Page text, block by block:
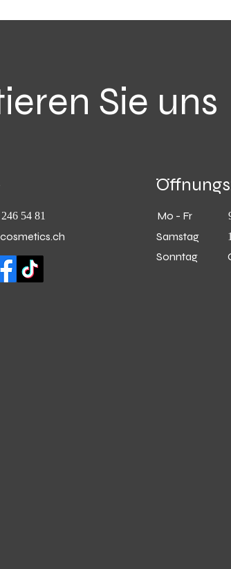
Sie uns
54 81 Mo - Fr
Samstag
Sonntag